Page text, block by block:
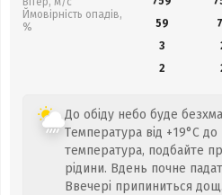
Ймовірність опадів,
%
59
3
2
До обіду небо буде
Температура від +19°C до
температура, подбайте
рідини. Вдень почне
Ввечері припиниться дощ.